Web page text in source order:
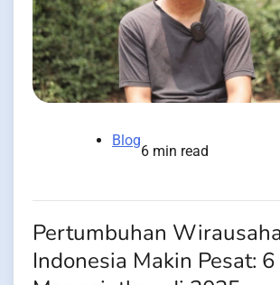
Blog
6 min read
Pertumbuhan
Indonesia Makin Pesat: 6